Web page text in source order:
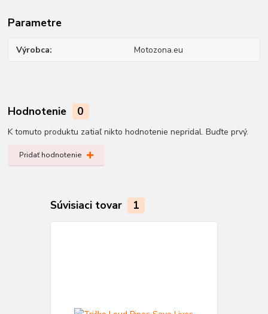
Parametre
Výrobca Motozona.eu
Hodnotenie 0
K tomuto produktu zatiaľ nikto hodnotenie nepridal. Buďte prvý.
Pridať hodnotenie
Súvisiaci tovar 1